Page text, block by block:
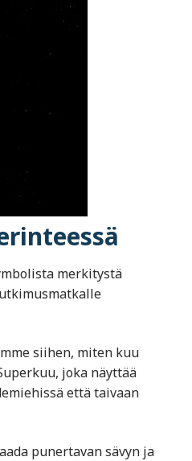
merkitystä
siihen, miten kuu
joka näyttää
että taivaan
punertavan sävyn ja